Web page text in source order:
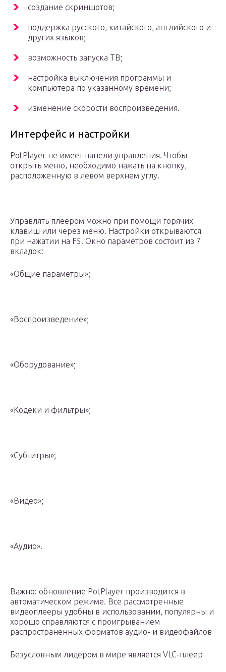
создание скриншотов;
поддержка русского, китайского, английского и
других языков;
возможность запуска ТВ;
настройка выключения программы и
компьютера по указанному времени;
изменение скорости воспроизведения.
Интерфейс и настройки
PotPlayer не имеет панели управления. Чтобы
открыть меню, необходимо нажать на кнопку,
расположенную в левом верхнем углу.
Управлять плеером можно при помощи горячих
клавиш или через меню. Настройки открываются
при нажатии на F5. Окно параметров состоит из 7
вкладок:
«Общие параметры»;
«Воспроизведение»;
«Оборудование»;
«Кодеки и фильтры»;
«Субтитры»;
«Видео»;
«Аудио».
Важно: обновление PotPlayer производится в
автоматическом режиме. Все рассмотренные
видеоплееры удобны в использовании, популярны и
хорошо справляются с проигрыванием
распространенных форматов аудио- и видеофайлов
Безусловным лидером в мире является VLC-плеер